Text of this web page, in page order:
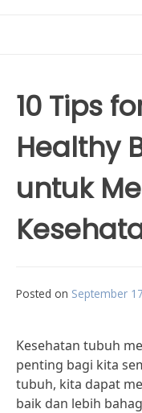
10 Tips
Healthy
untuk
Posted on September
Kesehatan tubuh
penting bagi kita
tubuh, kita dapat
baik dan lebih